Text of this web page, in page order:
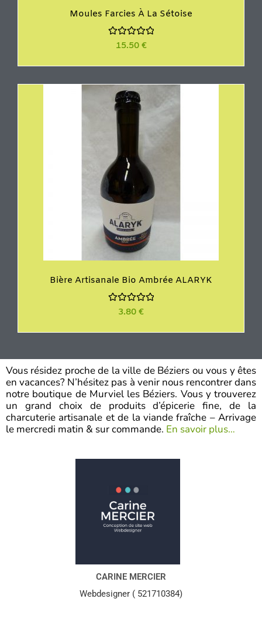
Moules Farcies À La Sétoise
e
s
15.50 €
Bière Artisanale Bio Ambrée ALARYK
e
u
5
3.80 €
Vous résidez proche de la ville de Béziers ou vous y êtes
en vacances? N’hésitez pas à venir nous rencontrer dans
notre boutique de Murviel les Béziers. Vous y trouverez
un grand choix de produits d’épicerie fine, de la
charcuterie artisanale et de la viande fraîche – Arrivage
le mercredi matin & sur commande. En savoir plus…
CARINE MERCIER
Webdesigner ( 521710384)